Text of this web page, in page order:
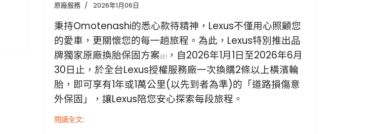
原廠服務 2026年1月06日
秉持Omotenashi的悉心款待精神，Lexus不僅用心照顧您
的愛車，更關懷您的每一趟旅程。為此，Lexus特別推出品
牌獨家原廠換胎保固方案註1 ，自2026年1月1日至2026年6月
30日止，於全台Lexus授權服務廠一次換購2條以上橫濱輪
胎，即可享有1年或1萬公里(以先到者為準)的「道路損傷意
外保固」，讓Lexus陪您安心探索每段旅程。
閱讀全文: